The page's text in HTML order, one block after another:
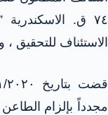
٧٤ ق.
الاستئناف للتحقيق
مجدداً بإلزام